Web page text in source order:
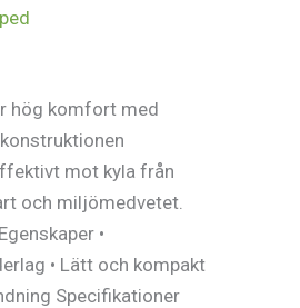
hög komfort med
mot kyla från
och miljömedvetet.
•
• Lätt och kompakt
Specifikationer